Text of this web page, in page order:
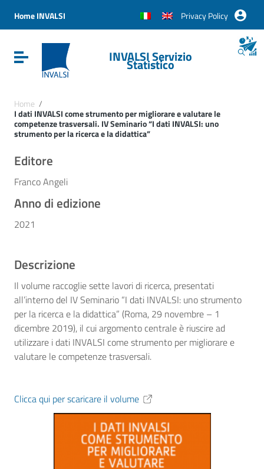
Vai al menu di navigazione
Vai al footer
Home INVALSI Privacy Policy
Attiva / disattiva la navigazioneINVALSI Servizio
Statistico
Home /
I dati INVALSI come strumento per migliorare e valutare le
competenze trasversali. IV Seminario “I dati INVALSI: uno
strumento per la ricerca e la didattica”
Editore
Franco Angeli
Anno di edizione
2021
Descrizione
Il volume raccoglie sette lavori di ricerca, presentati
all’interno del IV Seminario “I dati INVALSI: uno strumento
per la ricerca e la didattica” (Roma, 29 novembre – 1
dicembre 2019), il cui argomento centrale è riuscire ad
utilizzare i dati INVALSI come strumento per migliorare e
valutare le competenze trasversali.
Clicca qui per scaricare il volume